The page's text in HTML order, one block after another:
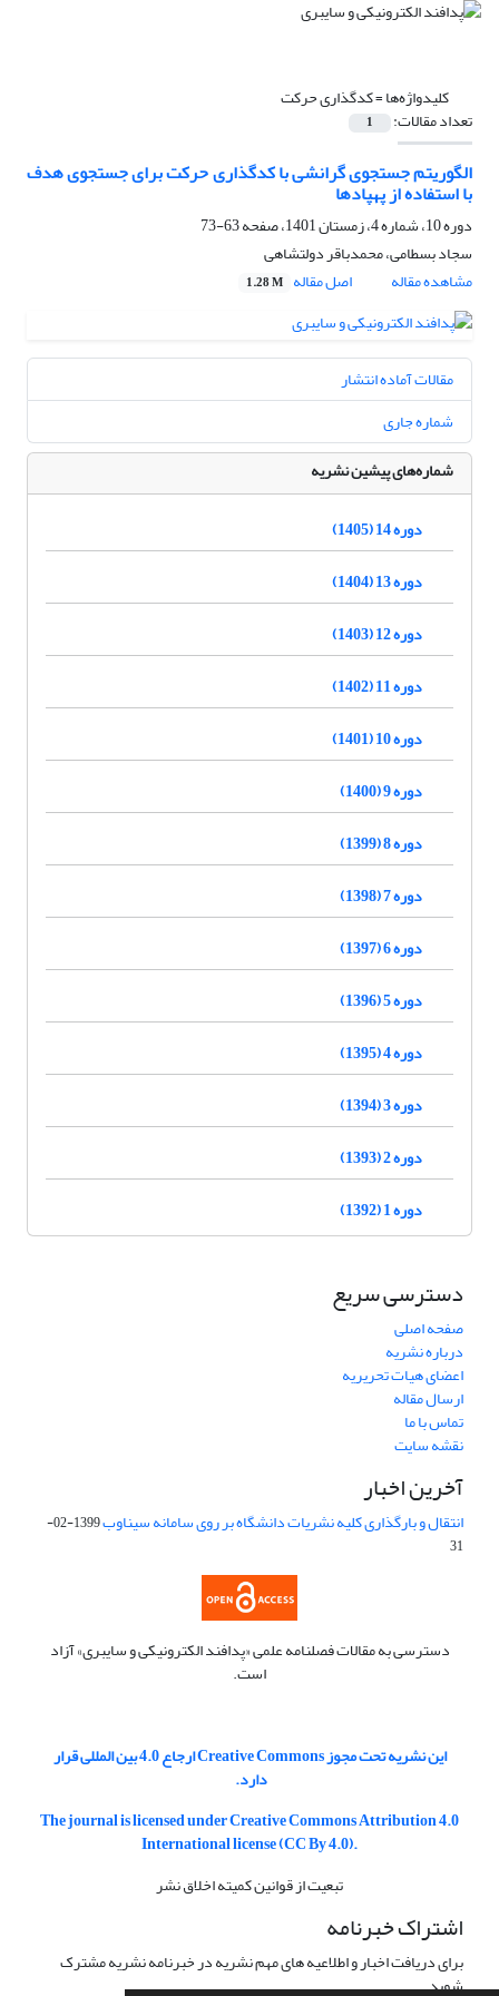
کلیدواژه‌ها =کدگذاری حرکت
تعداد مقالات: 1
الگوریتم جستجوی گرانشی با کدگذاری حرکت برای جستجوی هدف
با استفاده از پهپادها
دوره 10، شماره 4، زمستان 1401، صفحه
63-73
سجاد بسطامی، محمدباقر دولتشاهی
مشاهده مقاله
اصل مقاله 1.28 M
مقالات آماده انتشار
شماره جاری
شماره‌های پیشین نشریه
دوره 14 (1405)
دوره 13 (1404)
دوره 12 (1403)
دوره 11 (1402)
دوره 10 (1401)
دوره 9 (1400)
دوره 8 (1399)
دوره 7 (1398)
دوره 6 (1397)
دوره 5 (1396)
دوره 4 (1395)
دوره 3 (1394)
دوره 2 (1393)
دوره 1 (1392)
دسترسی سریع
صفحه اصلی
درباره نشریه
اعضای هیات تحریریه
ارسال مقاله
تماس با ما
نقشه سایت
آخرین اخبار
انتقال و بارگذاری کلیه نشریات دانشگاه بر روی سامانه سیناوب
1399-02-
31
دسترسی به مقالات فصلنامه علمی «پدافند الکترونیکی و سایبری» آزاد
است.
این نشریه تحت مجوز Creative Commons ارجاع 4.0 بین المللی قرار
دارد.
The journal is licensed under Creative Commons Attribution 4.0
International license (CC By 4.0).
تبعیت از قوانین کمیته اخلاق نشر
اشتراک خبرنامه
برای دریافت اخبار و اطلاعیه های مهم نشریه در خبرنامه نشریه مشترک
شوید.